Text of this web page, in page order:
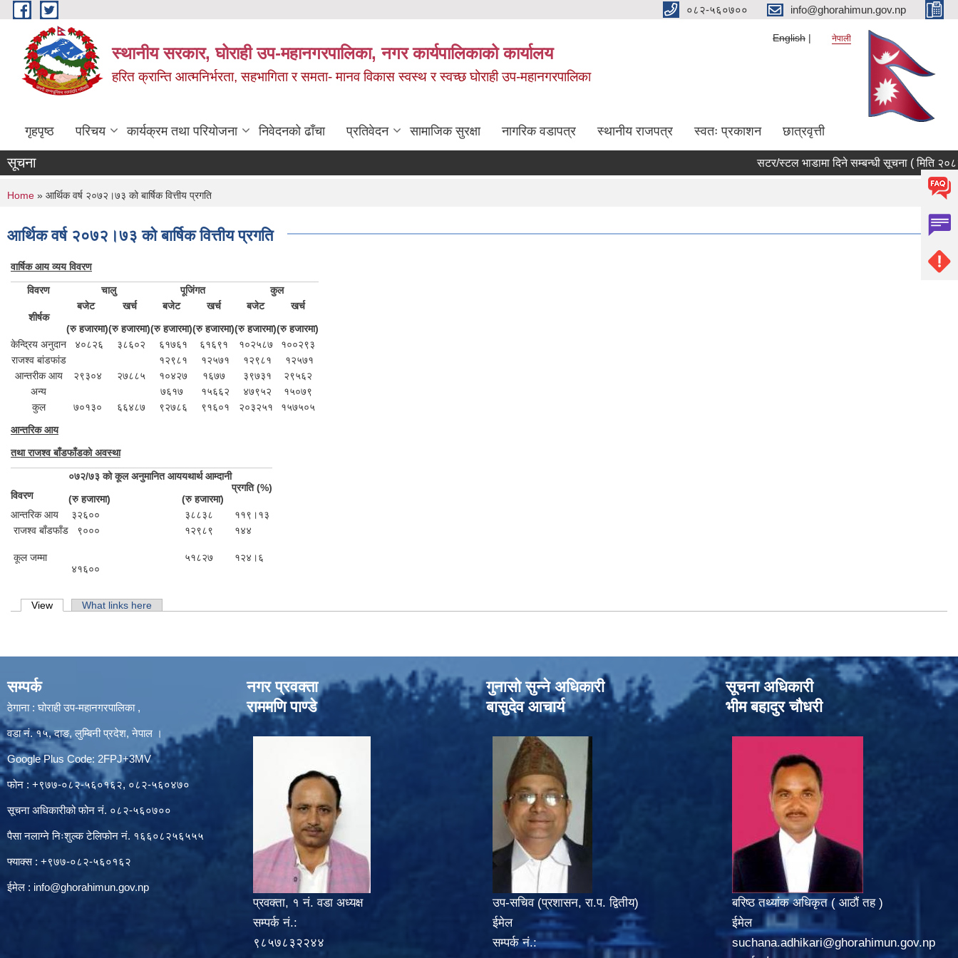
Skip to main content ०८२-५६०७०० info@ghorahimun.gov.np
स्थानीय सरकार, घोराही उप-महानगरपालिका, नगर कार्यपालिकाको कार्यालय
हरित क्रान्ति आत्मनिर्भरता, सहभागिता र समता- मानव विकास स्वस्थ र स्वच्छ घोराही उप-महानगरपालिका
English नेपाली
गृहपृष्ठ परिचय कार्यक्रम तथा परियोजना निवेदनको ढाँचा प्रतिवेदन सामाजिक सुरक्षा नागरिक वडापत्र स्थानीय राजपत्र स्वतः प्रकाशन छात्रवृत्ती
सूचना सटर/स्टल भाडामा दिने सम्बन्धी सूचना ( मिति
You are here
Home » आर्थिक वर्ष २०७२।७३ को बार्षिक वित्तीय प्रगति
आर्थिक वर्ष २०७२।७३ को बार्षिक वित्तीय प्रगति
वार्षिक आय व्यय विवरण
विवरण चालु पूजिंगत कुल
शीर्षक
बजेट
(रु हजारमा)
खर्च
(रु हजारमा)​
बजेट
(रु हजारमा)
खर्च
(रु हजारमा)
बजेट
(रु हजारमा)
खर्च
(रु हजारमा)
केन्द्रिय अनुदान
४०८२६ ३८६०२ ६१७६१ ६१६९१ १०२५८७
१००२९३
राजश्व बांडफांड
१२९८१ १२५७१ १२९८१
१२५७१
आन्तरीक आय
२९३०४ २७८८५ १०४२७ १६७७ ३९७३१
२९५६२
अन्य
७६१७ १५६६२ ४७९५२
१५०७९
कुल
७०१३० ६६४८७ ९२७८६ ९१६०१ २०३२५१
१५७५०५
आन्तरिक आय
तथा राजश्व बाँडफाँडको अवस्था
विवरण
०७२/७३ को कूल अनुमानित आय
(रु हजारमा)
यथार्थ आम्दानी
(रु हजारमा)
प्रगति (%)
आन्तरिक आय ३२६०० ३८८३८
११९।१३
राजश्व बाँडफाँड ९००० १२९८९ १४४
कूल जम्मा
४१६००
५१८२७ १२४।६
Primary tabs
View (active tab)What links here
सम्पर्क
ठेगाना : घोराही उप-महानगरपालिका ,
वडा नं. १५, दाङ, लुम्बिनी प्रदेश, नेपाल ।
Google Plus Code: 2FPJ+3MV
फोन : +९७७-०८२-५६०१६२, ०८२-५६०४७०
सूचना अधिकारीको फोन नं. ०८२-५६०७००
पैसा नलाग्ने निःशुल्क टेलिफोन नं. १६६०८२५६५५५
फ्याक्स : +९७७-०८२-५६०१६२
ईमेल : info@ghorahimun.gov.np
नगर प्रवक्ता
राममणि पाण्डे
प्रवक्ता, १ नं. वडा अध्यक्ष
सम्पर्क नं.:
९८५७८३२२४४
गुनासो सुन्‍ने अधिकारी
बासुदेव आचार्य
उप-सचिव (प्रशासन, रा.प. द्वितीय)
ईमेल
सम्पर्क नं.:
सूचना अधिकारी
भीम बहादुर चौधरी
बरिष्ठ तथ्यांक अधिकृत ( आठौं तह )
ईमेल
suchana.adhikari@ghorahimun.gov.np